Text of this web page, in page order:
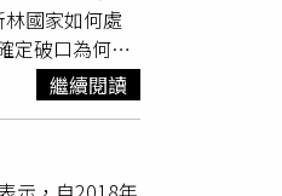
製場斃死豬
廚餘餵豬暫不
豬農透過車
，病毒解碼仍
境外電商販售
國內產業。
國家如何處
定破口為何，
檢討，也會進
說到，去年國
期非洲豬瘟
豬隻一旦吃
繼續閱讀